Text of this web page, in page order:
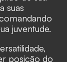
suas
juventude.
posição do